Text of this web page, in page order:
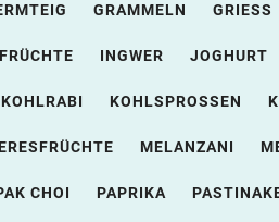
GRAMMELN GRIESS
INGWER JOGHURT
KOHLRABI KOHLSPROSSEN
MELANZANI
CHOI PAPRIKA